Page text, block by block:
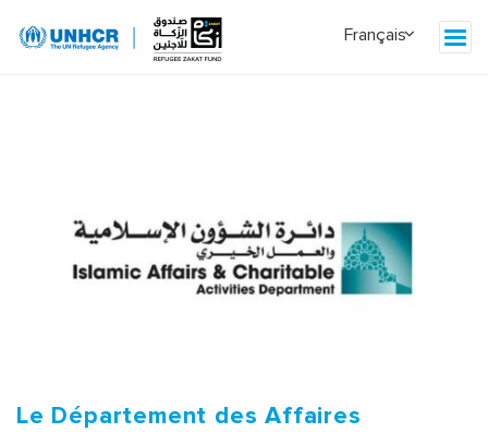
Le Département des Affaires